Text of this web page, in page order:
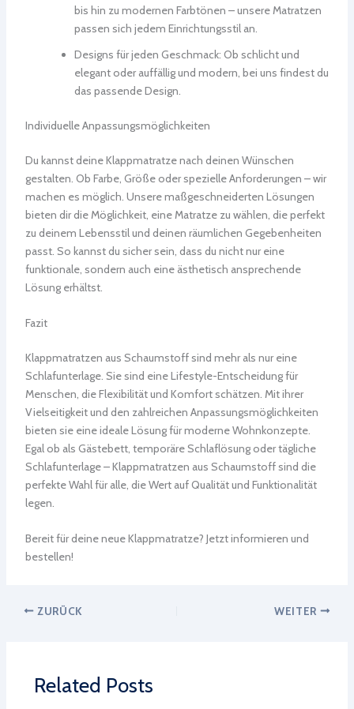
bis hin zu modernen Farbtönen – unsere Matratzen
passen sich jedem Einrichtungsstil an.
Designs für jeden Geschmack: Ob schlicht und
elegant oder auffällig und modern, bei uns findest du
das passende Design.
Individuelle Anpassungsmöglichkeiten
Du kannst deine Klappmatratze nach deinen Wünschen
gestalten. Ob Farbe, Größe oder spezielle Anforderungen – wir
machen es möglich. Unsere maßgeschneiderten Lösungen
bieten dir die Möglichkeit, eine Matratze zu wählen, die perfekt
zu deinem Lebensstil und deinen räumlichen Gegebenheiten
passt. So kannst du sicher sein, dass du nicht nur eine
funktionale, sondern auch eine ästhetisch ansprechende
Lösung erhältst.
Fazit
Klappmatratzen aus Schaumstoff sind mehr als nur eine
Schlafunterlage. Sie sind eine Lifestyle-Entscheidung für
Menschen, die Flexibilität und Komfort schätzen. Mit ihrer
Vielseitigkeit und den zahlreichen Anpassungsmöglichkeiten
bieten sie eine ideale Lösung für moderne Wohnkonzepte.
Egal ob als Gästebett, temporäre Schlaflösung oder tägliche
Schlafunterlage – Klappmatratzen aus Schaumstoff sind die
perfekte Wahl für alle, die Wert auf Qualität und Funktionalität
legen.
Bereit für deine neue Klappmatratze? Jetzt informieren und
bestellen!
ZURÜCK WEITER
Related Posts